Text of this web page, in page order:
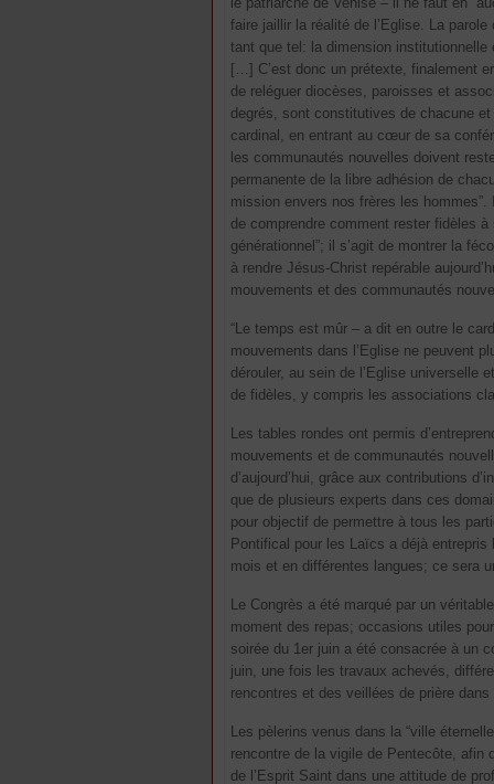
faire jaillir la réalité de l’Eglise. La
tant que tel: la dimension
[…] C’est donc un prétexte, finalement
de reléguer diocèses, paroisses et
degrés, sont constitutives de chacune
cardinal, en entrant au cœur de sa
les communautés nouvelles doivent
permanente de la libre adhésion de
mission envers nos frères les
de comprendre comment rester fidèles
générationnel”; il s’agit de montrer la
à rendre Jésus-Christ repérable
mouvements et des communautés
“Le temps est mûr – a dit en outre le
mouvements dans l’Eglise ne peuvent
dérouler, au sein de l’Eglise universelle
de fidèles, y compris les associations
Les tables rondes ont permis
mouvements et de communautés
d’aujourd’hui, grâce aux contributions
que de plusieurs experts dans ces
pour objectif de permettre à tous les
Pontifical pour les Laïcs a déjà
mois et en différentes langues; ce sera
Le Congrès a été marqué par un
moment des repas; occasions utiles
soirée du 1er juin a été consacrée à un
juin, une fois les travaux achevés,
rencontres et des veillées de prière
Les pèlerins venus dans la “ville
rencontre de la vigile de Pentecôte, afin
de l’Esprit Saint dans une attitude de